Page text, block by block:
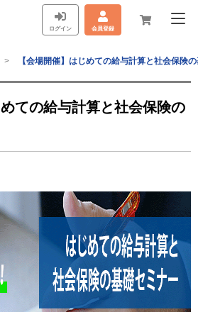
ログイン 会員登録
【会場開催】はじめての給与計算と社会保険
めての給与計算と社会保険の